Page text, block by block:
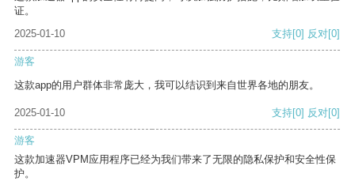
证。
2025-01-10
支持[0] 反对[0]
游客
这款app的用户群体非常庞大，我可以结识到来自世界各地的朋友。
2025-01-10 支持[0] 反对[0]
游客
这款加速器VPM应用程序已经为我们带来了无限的隐私保护和安全性保
护。